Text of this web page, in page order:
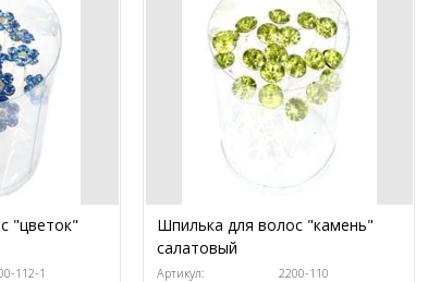
"цветок"
112-1
Шпилька для волос "камень"
салатовый
Артикул: 2200-110